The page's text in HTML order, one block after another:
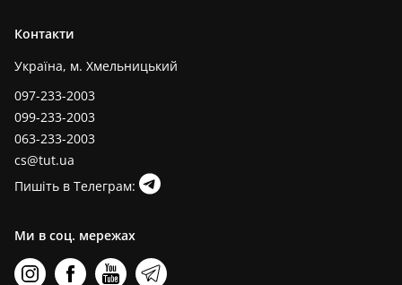
Контакти
Україна, м. Хмельницький
097-233-2003
099-233-2003
063-233-2003
cs@tut.ua
Пишіть в Телеграм:
Ми в соц. мережах